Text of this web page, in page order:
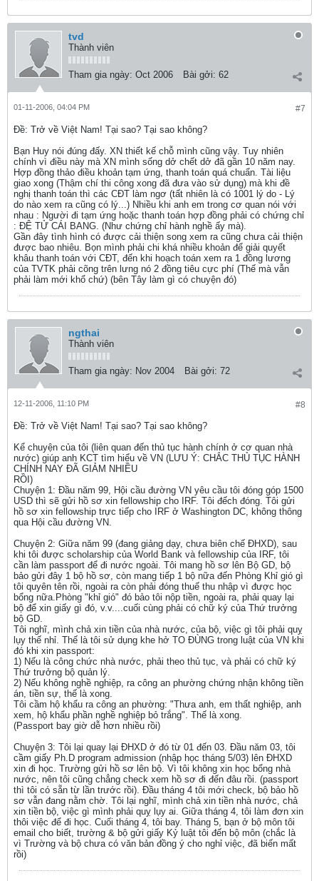
tvd
Thành viên
Tham gia ngày: Oct 2006 Bài gởi: 62
#7
01-11-2006, 04:04 PM
Ðề: Trở về Việt Nam! Tại sao? Tại sao không?
Bạn Huy nói đúng đấy. XN thiết kế chỗ mình cũng vậy. Tuy nhiên
chính vì điều này mà XN mình sống dở chết dở đã gần 10 năm nay.
Hợp đồng thảo điều khoản tạm ứng, thanh toán quá chuẩn. Tài liệu
giao xong (Thậm chí thi công xong đã đưa vào sử dụng) mà khi đề
nghị thanh toán thì các CĐT làm ngơ (tất nhiên là có 1001 lý do - Lý
do nào xem ra cũng có lý...) Nhiều khi anh em trong cơ quan nói với
nhau : Người đi tạm ứng hoặc thanh toán hợp đồng phải có chứng chỉ
: ĐỆ TỬ CÁI BANG. (Như chứng chỉ hành nghề ấy mà).
Gần đây tình hình có được cải thiện song xem ra cũng chưa cải thiện
được bao nhiêu. Bọn mình phải chi khá nhiều khoản để giải quyết
khâu thanh toán với CĐT, đến khi hoạch toán xem ra 1 đồng lương
của TVTK phải cõng trên lưng nó 2 đồng tiêu cực phí (Thế mà vẫn
phải làm mới khổ chứ) (bên Tây làm gì có chuyện đó)
ngthai
Thành viên
Tham gia ngày: Nov 2004 Bài gởi: 72
#8
12-11-2006, 11:10 PM
Ðề: Trở về Việt Nam! Tại sao? Tại sao không?
Kể chuyện của tôi (liên quan đến thủ tục hành chính ở cơ quan nhà
nước) giúp anh KCT tìm hiểu về VN (LƯU Ý: CHẮC THỦ TỤC HÀNH
CHÍNH NAY ĐÃ GIẢM NHIỀU
RỒI)
Chuyện 1: Đầu năm 99, Hội cầu đường VN yêu cầu tôi đóng góp 1500
USD thì sẽ gửi hồ sơ xin fellowship cho IRF. Tôi đếch đóng. Tôi gửi
hồ sơ xin fellowship trực tiếp cho IRF ở Washington DC, không thông
qua Hội cầu đường VN.
Chuyện 2: Giữa năm 99 (đang giảng dạy, chưa biên chế ĐHXD), sau
khi tôi được scholarship của World Bank và fellowship của IRF, tôi
cần làm passport để đi nước ngoài. Tôi mang hồ sơ lên Bộ GD, bộ
bảo gửi đây 1 bộ hồ sơ, còn mang tiếp 1 bộ nữa đến Phòng Khỉ gió gì
tôi quyên tên rồi, ngoài ra còn phải đóng thuế thu nhập vì được học
bổng nữa.Phòng "khỉ gió" đó bảo tôi nộp tiền, ngoài ra, phải quay lại
bộ để xin giấy gì đó, v.v....cuối cùng phải có chữ ký của Thứ trưởng
bộ GD.
Tôi nghĩ, mình chả xin tiền của nhà nước, của bộ, việc gì tôi phải quỵ
lụy thế nhỉ. Thế là tôi sử dụng khe hở TO ĐÙNG trong luật của VN khi
đó khi xin passport:
1) Nếu là công chức nhà nước, phải theo thủ tục, và phải có chữ ký
Thứ trưởng bộ quản lý.
2) Nếu không nghề nghiệp, ra công an phường chứng nhận không tiền
án, tiền sự, thế là xong.
Tôi cầm hộ khẩu ra công an phường: "Thưa anh, em thất nghiệp, anh
xem, hộ khẩu phần nghề nghiệp bỏ trắng". Thế là xong.
(Passport bay giờ dễ hơn nhiều rồi)
Chuyện 3: Tôi lại quay lại ĐHXD ở đó từ 01 đến 03. Đầu năm 03, tôi
cầm giấy Ph.D program admission (nhập học tháng 5/03) lên ĐHXD
xin đi học. Trường gửi hồ sơ lên bộ. Vì tôi không xin học bổng nhà
nước, nên tôi cũng chẳng check xem hồ sơ đi đến đâu rồi. (passport
thì tôi có sẵn từ lần trước rồi). Đầu tháng 4 tôi mới check, bộ bảo hồ
sơ vẫn đang nằm chờ. Tôi lại nghĩ, mình chả xin tiền nhà nước, chả
xin tiền bộ, việc gì mình phải quỵ lụy ai. Giữa tháng 4, tôi làm đơn xin
thôi việc để đi học. Cuối tháng 4, tôi bay. Tháng 5, bạn ở bộ môn tôi
email cho biết, trường & bộ gửi giấy Kỷ luật tôi đến bộ môn (chắc là
vì Trường và bộ chưa có văn bản đồng ý cho nghỉ việc, đã biến mất
rồi)